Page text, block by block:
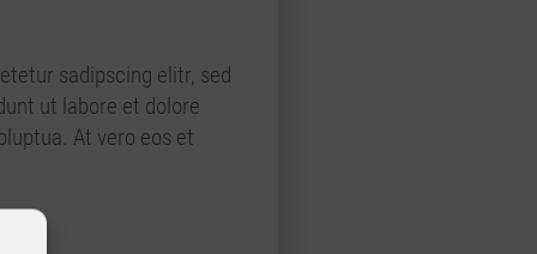
sadipscing elitr, sed
ut labore et dolore
At vero eos et